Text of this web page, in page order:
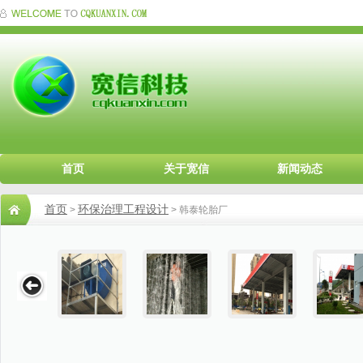
首页 关于宽信 新闻动态
首页 > 环保治理工程设计 > 韩泰轮胎厂